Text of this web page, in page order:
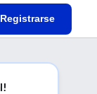
Registrarse